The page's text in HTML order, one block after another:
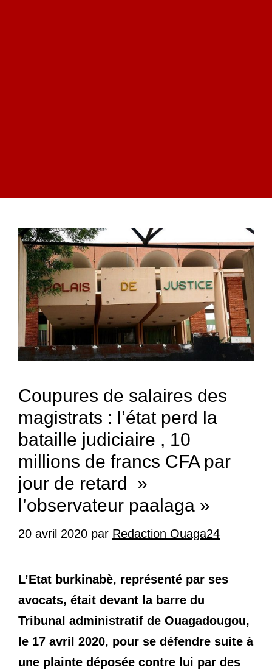
Coupures de salaires des
magistrats : l’état perd la
bataille judiciaire , 10
millions de francs CFA par
jour de retard »
l’observateur paalaga »
20 avril 2020 par Redaction Ouaga24
L’Etat burkinabè, représenté par ses
avocats, était devant la barre du
Tribunal administratif de Ouagadougou,
le 17 avril 2020, pour se défendre suite à
une plainte déposée contre lui par des